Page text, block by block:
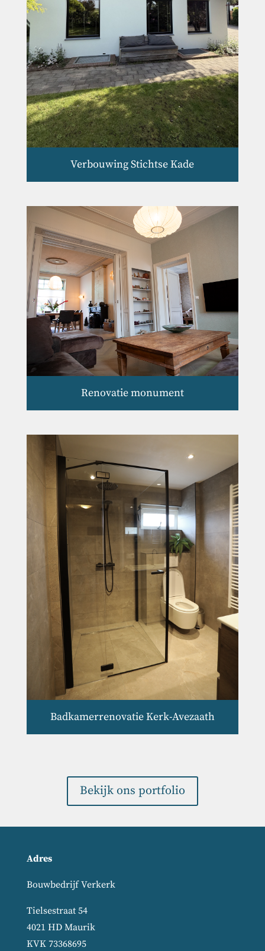
Verbouwing Stichtse Kade
Renovatie monument
Badkamerrenovatie Kerk-Avezaath
Bekijk ons portfolio
Adres
Bouwbedrijf Verkerk
Tielsestraat 54
4021 HD Maurik
KVK 73368695